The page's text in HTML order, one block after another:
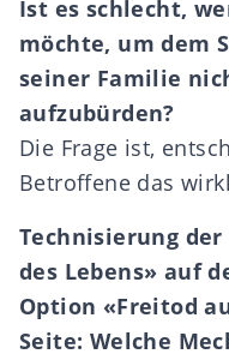
Ist es schlecht,
möchte, um dem
seiner Familie
aufzubürden?
Die Frage ist,
Betroffene das
Technisierung
des Lebens» auf
Option «Freitod
Seite: Welche